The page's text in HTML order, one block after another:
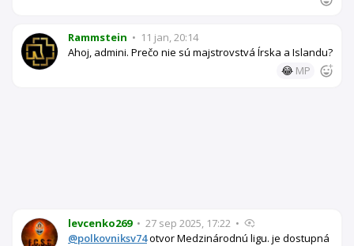
Rammstein • 11 jan, 20:14
Ahoj, admini. Prečo nie sú majstrovstvá Írska a Islandu?
😂 MP
levcenko269 • 27 sep 2025, 17:22 •
@polkovniksv74otvor Medzinárodnú ligu. je dostupná